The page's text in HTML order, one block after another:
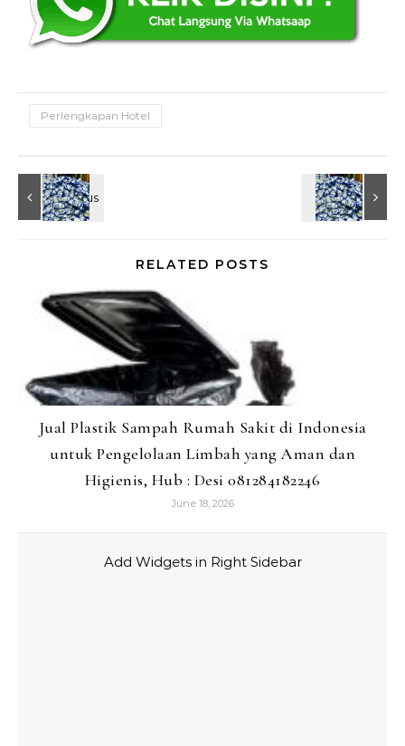
Perlengkapan Hotel
RELATED POSTS
Jual Plastik Sampah Rumah Sakit di Indonesia
untuk Pengelolaan Limbah yang Aman dan
Higienis, Hub : Desi 081284182246
June 18, 2026
Add Widgets in Right Sidebar